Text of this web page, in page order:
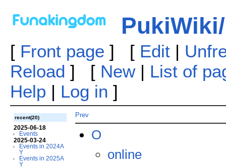
[ Front page ] [ Edit|
Reload ] [ New| List of
Help | Log in ]
recent(20)
2025-06-18
Events
2025-03-24
Events in 2024A
Y
Events in 2025A
Y
Prev
O
online